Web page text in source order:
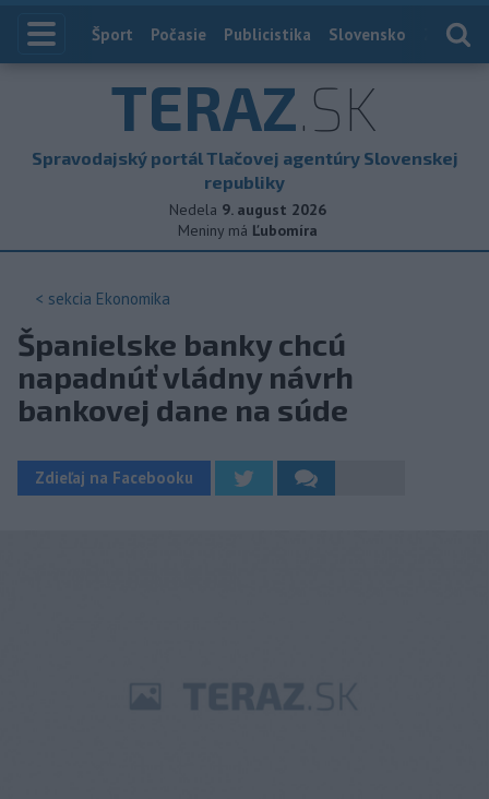
Index
Šport Počasie Publicistika Slovensko
TERAZ.SK
Spravodajský portál Tlačovej agentúry Slovenskej
republiky
Nedela 9. august 2026
Meniny má Ľubomíra
< sekcia Ekonomika
Španielske banky chcú
napadnúť vládny návrh
bankovej dane na súde
Zdieľaj na Facebooku